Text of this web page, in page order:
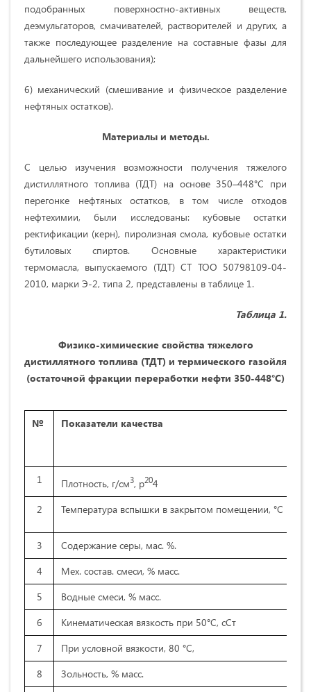
подобранных поверхностно-активных веществ,
деэмульгаторов, смачивателей, растворителей и других, а
также последующее разделение на составные фазы для
дальнейшего использования);
6) механический (смешивание и физическое разделение
нефтяных остатков).
Материалы и методы.
С целью изучения возможности получения тяжелого
дистиллятного топлива (ТДТ) на основе 350–448°С при
перегонке нефтяных остатков, в том числе отходов
нефтехимии, были исследованы: кубовые остатки
ректификации (керн), пиролизная смола, кубовые остатки
бутиловых спиртов. Основные характеристики
термомасла, выпускаемого (ТДТ) СТ ТОО 50798109-04-
2010, марки Э-2, типа 2, представлены в таблице 1.
Таблица 1.
Физико-химические свойства тяжелого
дистиллятного топлива (ТДТ) и термического газойля
(остаточной фракции переработки нефти 350-448°С)
№ Показатели качества
1 Плотность, г/см3, p204
2
Температура вспышки в закрытом помещении, °С
3
Содержание серы, мас. %.
4
Мех. состав. смеси, % масс.
5
Водные смеси, % масс.
6
Кинематическая вязкость при 50°С, сСт
7
При условной вязкости, 80 °С,
8
Зольность, % масс.